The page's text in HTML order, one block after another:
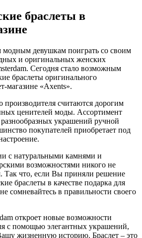
браслеты в
девушкам поиграть со своим
и оригинальных женских
Сегодня стало возможным
браслеты оригинального
магазине «Axents».
производителя считаются дорогим
ценителей моды. Ассортимент
украшений ручной
покупателей приобретает под
с натуральными камнями и
возможностями никого не
Так что, если Вы приняли решение
браслеты в качестве подарка для
сомневайтесь в правильности своего
откроет новые возможности
с помощью элегантных украшений,
жизненную историю. Браслет – это